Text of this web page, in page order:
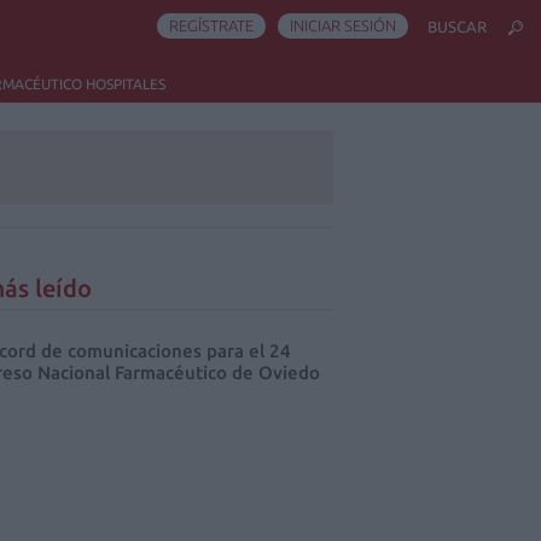
HOSPITALES
REGÍSTRATE INICIAR SESIÓN BUSCAR
leído
de comunicaciones para el 24
Nacional Farmacéutico de Oviedo